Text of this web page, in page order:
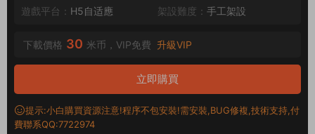
遊戲平台： H5自适應 架設難度： 手工架設
下載價格 30 米币，VIP免費 升級VIP
立即購買
提示:小白購買資源注意!程序不包安裝!需安裝,BUG修複,技術支持,付
費聯系QQ:7722974